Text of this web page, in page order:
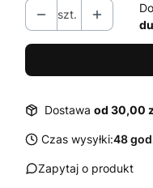
szt.
Dostawa od 30,00
Czas wysyłki:48
Zapytaj o produkt